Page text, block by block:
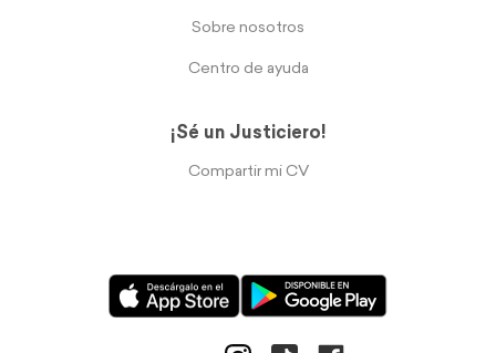
Sobre nosotros
Centro de ayuda
¡Sé un Justiciero!
Compartir mi CV